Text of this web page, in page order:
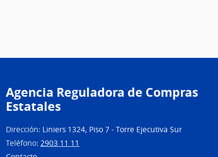
Agencia Reguladora de Compras
Estatales
Dirección: Liniers 1324, Piso 7 - Torre Ejecutiva Sur
Teléfono: 2903 11 11